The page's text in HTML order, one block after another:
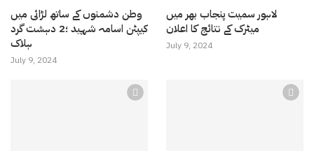
وطن دشمنوں کے ساتھ لڑائی میں
کیپٹن اسامہ شہید ؛2 دہشت گرد
ہلاک
July 9, 2024
لاہور سمیت پنجاب بھر میں
میٹرک کے نتائج کا اعلان
July 9, 2024